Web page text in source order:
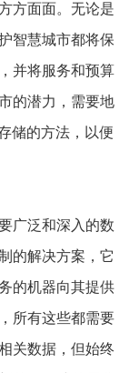
方面面。无论是
智慧城市都将保
并将服务和预算
的潜力，需要地
储的方法，以便
广泛和深入的数
的解决方案，它
的机器向其提供
所有这些都需要
关数据，但始终